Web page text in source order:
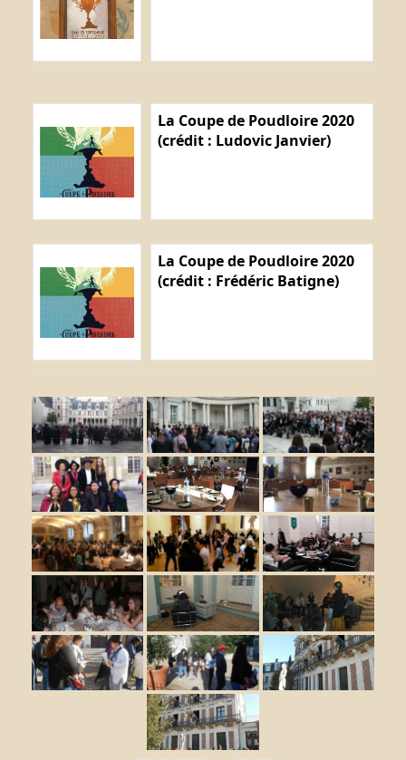
La Coupe de Poudloire 2020
(crédit : Ludovic Janvier)
La Coupe de Poudloire 2020
(crédit : Frédéric Batigne)